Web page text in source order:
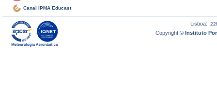
Canal IPMA Educast
Lisboa:
Copyright ©Instituto